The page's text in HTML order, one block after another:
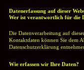
Datenerfassung auf dieser
Wer ist verantwortlich für die
Die Datenverarbeitung auf
Kontaktdaten können Sie dem
Datenschutzerklärung
Wie erfassen wir Ihre Daten?